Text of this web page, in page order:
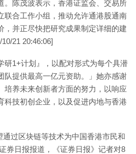
。陈茂波表示，香港证监会、交易所
联合工作小组，推动允许通港股通南
，并正尽快把研究成果制定详细的建
21 20:46:06]
研1+计划』，以配对形式为每个具潜
队提供最高一亿元资助。」她亦感谢
培养未来创新者方面的努力，以响应
科技初创企业，以及促进内地与香港
过区块链等技术为中国香港市民和
券日报报道，《证券日报》记者对8